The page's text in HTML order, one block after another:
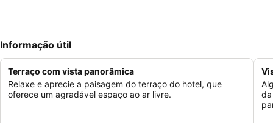
Informação útil
Terraço com vista panorâmica
Relaxe e aprecie a paisagem do terraço do hotel, que
oferece um agradável espaço ao ar livre.